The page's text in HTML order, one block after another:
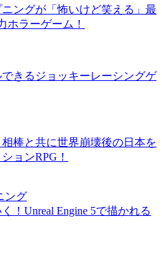
ングが「怖いけど笑える」最
ホラーゲーム！
きるジョッキーレーシングゲ
棒と共に世界崩壊後の日本を
ョンRPG！
ング
！Unreal Engine 5で描かれる